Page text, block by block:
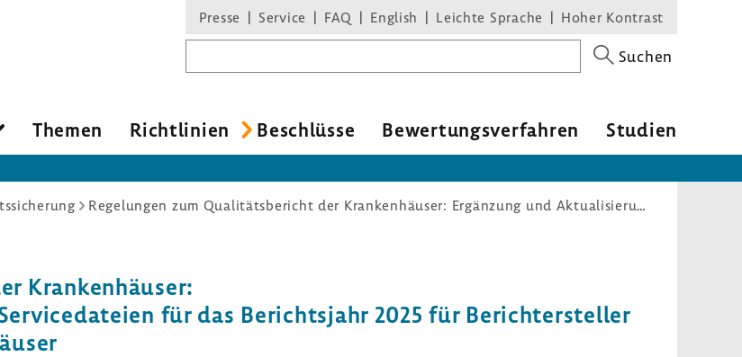
Presse Service FAQ English Leichte Sprache Hoher Kontrast
Suchen
Themen Richtlinien Beschlüsse Bewertungsverfahren Studien
Regelungen zum Qualitätsbericht der Krankenhäuser: Ergänzung und Aktualisierung von Servicedateien für das Berichtsjahr 2025 für Berichtersteller der Qualitätsberichte der Krankenhäuser
Krankenhäuser:
für das Berichtsjahr 2025 für Berichtersteller